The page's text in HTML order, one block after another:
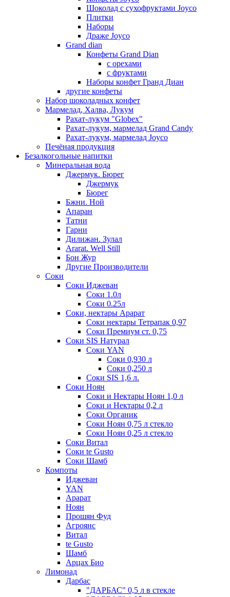
Шоколад с сухофруктами Joyco
Плитки
Наборы
Драже Joyco
Grand dian
Конфеты Grand Dian
с орехами
с фруктами
Наборы конфет Гранд Диан
другие конфеты
Набор шоколадных конфет
Мармелад, Халва, Лукум
Рахат-лукум "Globex"
Рахат-лукум, мармелад Grand Candy
Рахат-лукум, мармелад Joyco
Печёная продукция
Безалкогольные напитки
Минеральная вода
Джермук. Бюрег
Джермук
Бюрег
Бжни. Ной
Апаран
Татни
Гарни
Дилижан. Зулал
Ararat. Well Still
Бон Жур
Другие Производители
Соки
Соки Иджеван
Соки 1.0л
Соки 0.25л
Соки, нектары Арарат
Соки нектары Тетрапак 0,97
Соки Премиум ст. 0,75
Соки SIS Натурал
Соки YAN
Соки 0,930 л
Соки 0,250 л
Соки SIS 1,6 л.
Соки Ноян
Соки и Нектары Ноян 1,0 л
Соки и Нектары 0,2 л
Соки Органик
Соки Ноян 0,75 л стекло
Соки Ноян 0,25 л стекло
Соки Витал
Соки te Gusto
Соки Шамб
Компоты
Иджеван
YAN
Арарат
Ноян
Прошян Фуд
Агроянс
Витал
te Gusto
Шамб
Арцах Био
Лимонад
Дарбас
"ДАРБАС" 0,5 л в стекле